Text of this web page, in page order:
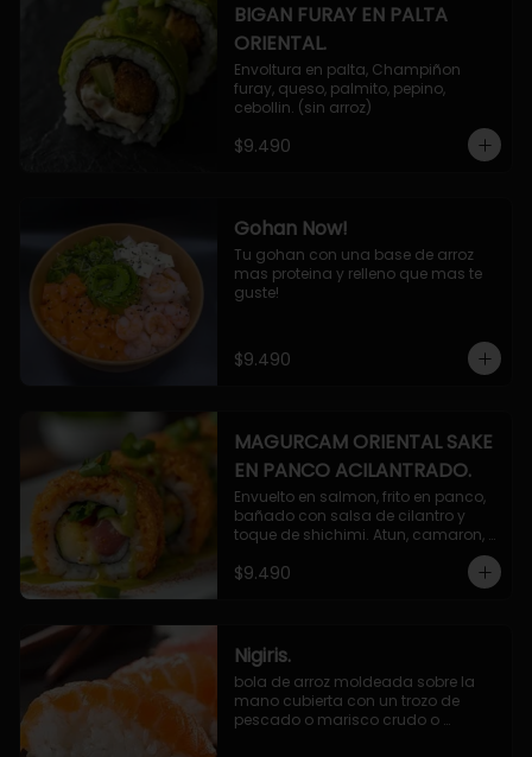
BIGAN FURAY EN PALTA
ORIENTAL.
Envoltura en palta, Champiñon
furay, queso, palmito, pepino,
cebollin. (sin arroz)
$9.490
Gohan Now!
Tu gohan con una base de arroz
mas proteina y relleno que mas te
guste!
$9.490
MAGURCAM ORIENTAL SAKE
EN PANCO ACILANTRADO.
Envuelto en salmon, frito en panco,
bañado con salsa de cilantro y
toque de shichimi. Atun, camaron,
$9.490
Nigiris.
bola de arroz moldeada sobre la
mano cubierta con un trozo de
pescado o marisco crudo o